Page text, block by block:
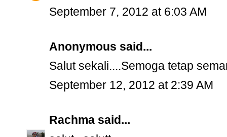
September 7, 2012 at 6:03 AM
Anonymous said...
Salut sekali....Semoga tetap
September 12, 2012 at 2:39 AM
Rachma said...